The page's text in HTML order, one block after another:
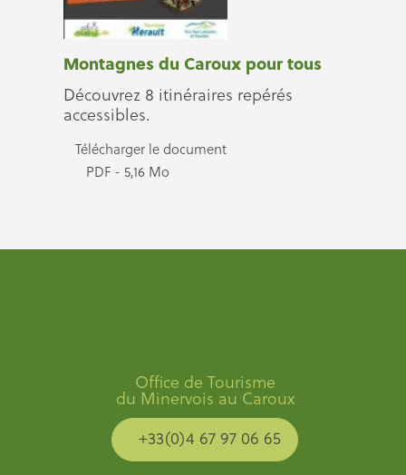
Montagnes du Caroux pour tous
Découvrez 8 itinéraires repérés
accessibles.
Télécharger le document
PDF - 5,16 Mo
Office de Tourisme
du Minervois au Caroux
+33(0)4 67 97 06 65